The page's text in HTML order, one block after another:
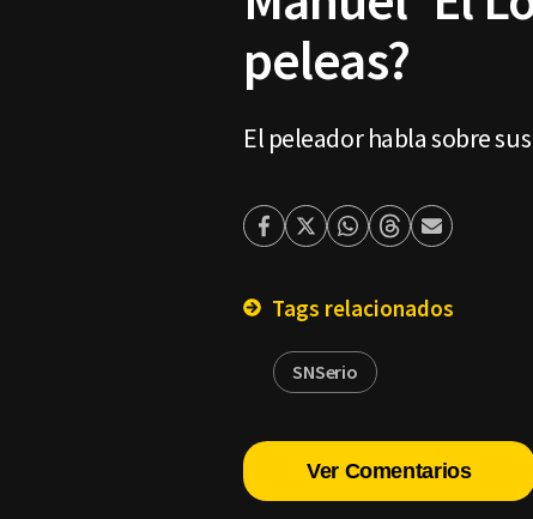
peleas?
El peleador habla sobre
Facebook
TwitterWhatsapp
ThreadsEnviar
Tags relacionados
SNSerio
Ver Comentarios